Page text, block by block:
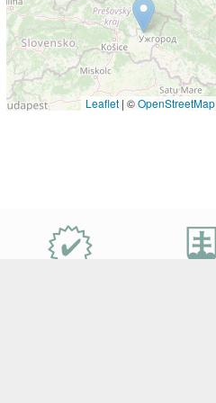
Leaflet | ©OpenStreetMap